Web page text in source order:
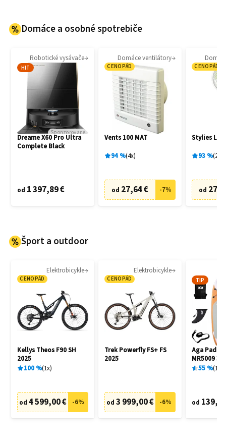
Domáce a osobné spotrebiče
Robotické vysávače
HIT
Sponzorované
Dreame X60 Pro Ultra
Complete Black
od 1 397,89 €
Domáce ventilátory
CENOPÁD
Vents 100 MAT
94% 4x
od 27,64 € -7%
CENOPÁD
Stylies
93% 2
od
Šport a outdoor
Elektrobicykle
CENOPÁD
Kellys Theos F90 SH
2025
100% 1x
od 4 599,00 € -6%
Elektrobicykle
CENOPÁD
Trek Powerfly FS+ FS
2025
od 3 999,00 € -6%
TIP
Aga
MR5009
55% 1
od